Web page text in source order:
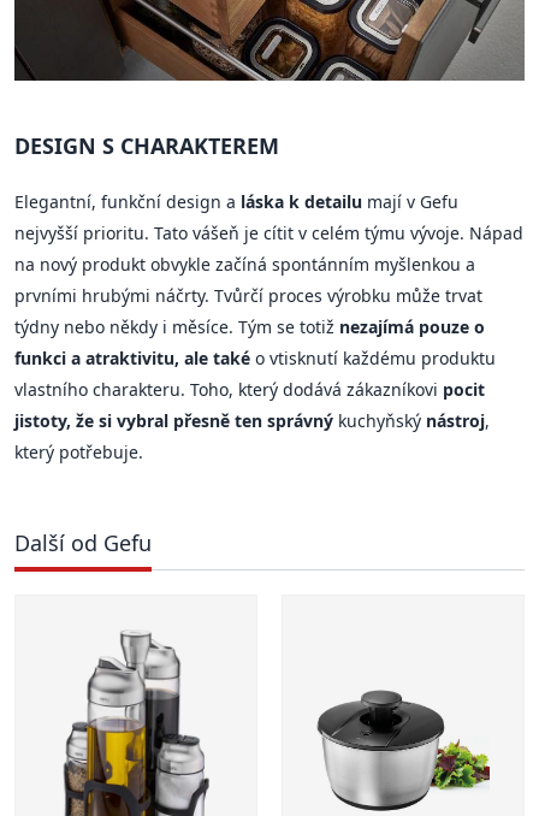
DESIGN S CHARAKTEREM
Elegantní, funkční design a láska k detailu mají v Gefu
nejvyšší prioritu. Tato vášeň je cítit v celém týmu vývoje. Nápad
na nový produkt obvykle začíná spontánním myšlenkou a
prvními hrubými náčrty. Tvůrčí proces výrobku může trvat
týdny nebo někdy i měsíce. Tým se totiž nezajímá pouze o
funkci a atraktivitu, ale také o vtisknutí každému produktu
vlastního charakteru. Toho, který dodává zákazníkovi pocit
jistoty, že si vybral přesně ten správný kuchyňský nástroj,
který potřebuje.
Další od Gefu